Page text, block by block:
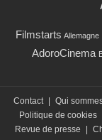
Filmstarts Allemagne
AdoroCinema
Contact Qui
Politique de cookies
Revue de presse